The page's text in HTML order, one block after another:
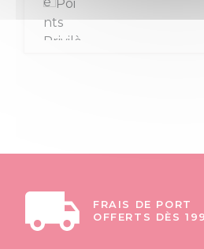
FRAIS DE PORT
OFFERTS DÈS